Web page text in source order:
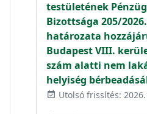
testületének
Bizottsága 205/
határozata
Budapest VIII.
szám alatti nem
helyiség
event_available Utolsó frissítés: